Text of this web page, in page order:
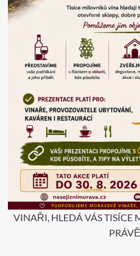
VINAŘI, HLEDÁ VÁS